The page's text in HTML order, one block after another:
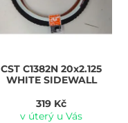
CST C1382N 20x2.125
WHITE SIDEWALL
319 Kč
v úterý u Vás